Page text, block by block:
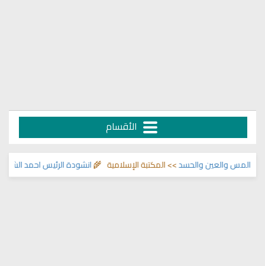
الأقسام
انشودة الرئيس احمد الشرع>> والعين والحسد>> المكتبة الإسلامية 🌾